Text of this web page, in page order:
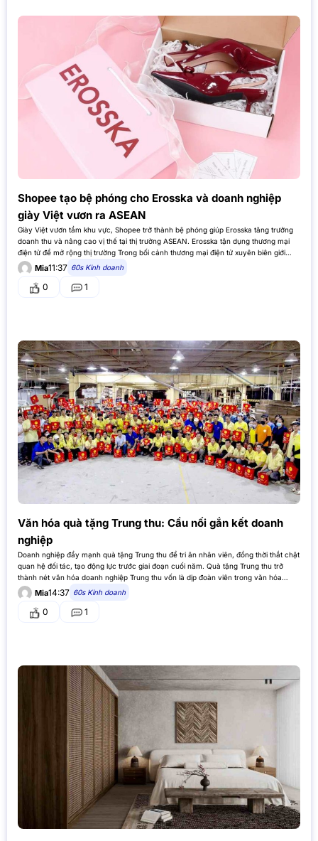
Shopee tạo bệ phóng cho Erosska và doanh nghiệp
giày Việt vươn ra ASEAN
Giày Việt vươn tầm khu vực, Shopee trở thành bệ phóng giúp Erosska tăng trưởng
doanh thu và nâng cao vị thế tại thị trường ASEAN. Erosska tận dụng thương mại
điện tử để mở rộng thị trường Trong bối cảnh thương mại điện tử xuyên biên giới
(hình thức…
Mia11:37 60s Kinh doanh
0 1
Văn hóa quà tặng Trung thu: Cầu nối gắn kết doanh
nghiệp
Doanh nghiệp đẩy mạnh quà tặng Trung thu để tri ân nhân viên, đồng thời thắt chặt
quan hệ đối tác, tạo động lực trước giai đoạn cuối năm. Quà tặng Trung thu trở
thành nét văn hóa doanh nghiệp Trung thu vốn là dịp đoàn viên trong văn hóa…
Mia14:37 60s Kinh doanh
0 1